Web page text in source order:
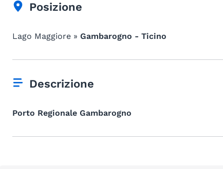
Posizione
Lago Maggiore » Gambarogno - Ticino
Descrizione
Porto Regionale Gambarogno